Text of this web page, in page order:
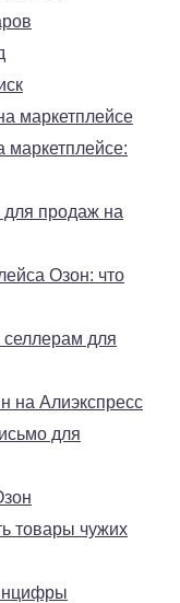
маркетплейсе
маркетплейсе:
продаж на
Озон: что
для
на Алиэкспресс
для
товары чужих